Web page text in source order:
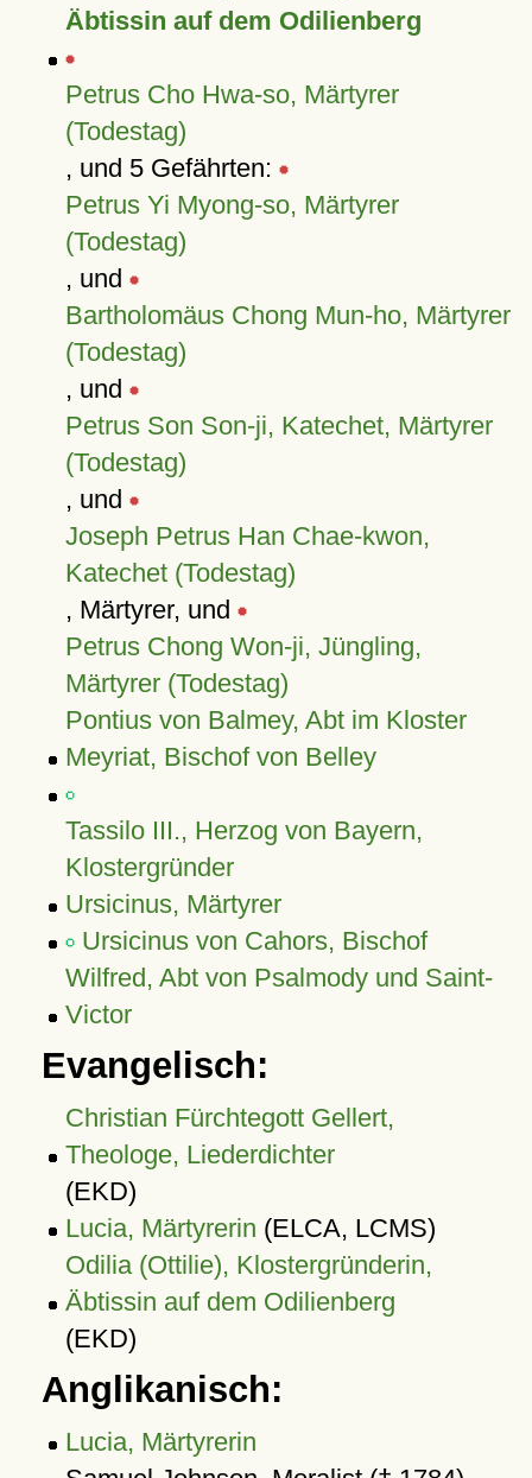
Äbtissin auf dem Odilienberg
Petrus Cho Hwa-so, Märtyrer
(Todestag)
, und 5 Gefährten:
Petrus Yi Myong-so, Märtyrer
(Todestag)
, und
Bartholomäus Chong Mun-ho, Märtyrer
(Todestag)
, und
Petrus Son Son-ji, Katechet, Märtyrer
(Todestag)
, und
Joseph Petrus Han Chae-kwon,
Katechet (Todestag)
, Märtyrer, und
Petrus Chong Won-ji, Jüngling,
Märtyrer (Todestag)
Pontius von Balmey, Abt im Kloster
Meyriat, Bischof von Belley
Tassilo III., Herzog von Bayern,
Klostergründer
Ursicinus, Märtyrer
Ursicinus von Cahors, Bischof
Wilfred, Abt von Psalmody und Saint-
Victor
Evangelisch:
Christian Fürchtegott Gellert,
Theologe, Liederdichter
(EKD)
Lucia, Märtyrerin (ELCA, LCMS)
Odilia (Ottilie), Klostergründerin,
Äbtissin auf dem Odilienberg
(EKD)
Anglikanisch:
Lucia, Märtyrerin